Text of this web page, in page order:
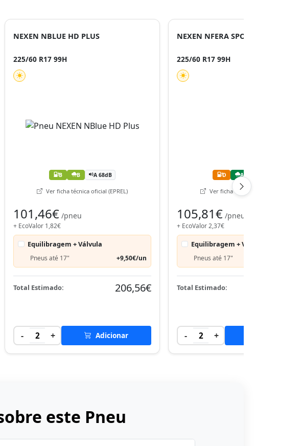
NEXEN NBLUE HD PLUS
225/60 R17 99H
B B A 68dB
Ver ficha técnica oficial (EPREL)
101,46€ /pneu
+ EcoValor 1,82€
Equilibragem + Válvula
Pneus até 17" +9,50€/un
Total Estimado: 206,56€
- 2 + Adicionar
NEXEN NFERA SPORT SUV
225/60 R17 99H
D A
Ver ficha técnica oficial (EPREL)
105,81€ /pneu
+ EcoValor 2,37€
Equilibragem + Válvula
Pneus até 17"
Total Estimado:
- 2 +
este Pneu